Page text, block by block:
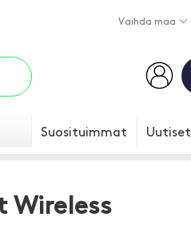
Vaihda maa
Suosituimmat Uutiset
Wireless